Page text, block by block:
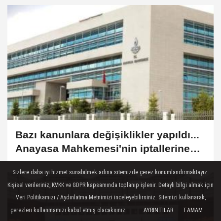
Bazı kanunlara değişiklikler yapıldı...
Anayasa Mahkemesi'nin iptallerine
ayar, YÖK ve TSK’da değişiklik
Sizlere daha iyi hizmet sunabilmek adına sitemizde çerez konumlandırmaktayız.
Kişisel verileriniz, KVKK ve GDPR kapsamında toplanıp işlenir. Detaylı bilgi almak için
Veri Politikamızı / Aydınlatma Metnimizi inceleyebilirsiniz. Sitemizi kullanarak,
çerezleri kullanmamızı kabul etmiş olacaksınız.
AYRINTILAR TAMAM